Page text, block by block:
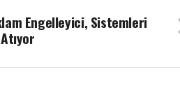
Engelleyici, Sistemleri